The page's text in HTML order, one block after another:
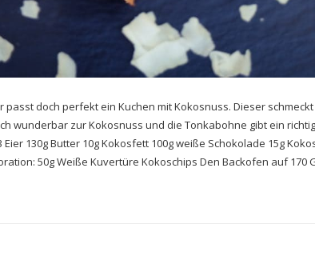
passt doch perfekt ein Kuchen mit Kokosnuss. Dieser
wunderbar zur Kokosnuss und die Tonkabohne gibt ein
Eier 130g Butter 10g Kokosfett 100g weiße Schokolade 15g
50g Weiße Kuvertüre Kokoschips Den Backofen auf 170